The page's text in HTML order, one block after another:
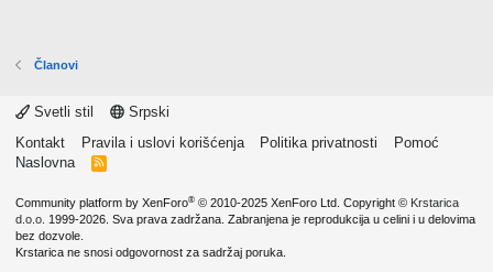
Članovi
Svetli stil
Srpski
Kontakt
Pravila i uslovi korišćenja Politika privatnosti
Pomoć
Naslovna
R
Community platform by XenForo® © 2010-2025 XenForo Ltd. Copyright © Krstarica
d.o.o. 1999-2026. Sva prava zadržana. Zabranjena je reprodukcija u celini i u delovima
bez dozvole.
Krstarica ne snosi odgovornost za sadržaj poruka.